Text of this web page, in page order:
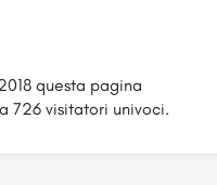
questa pagina
726 visitatori univoci.